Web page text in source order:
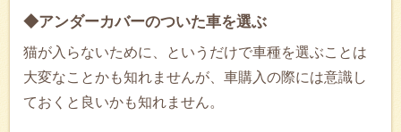
◆アンダーカバーのついた車を選ぶ
猫が入らないために、というだけで車種を選ぶことは
大変なことかも知れませんが、車購入の際には意識し
ておくと良いかも知れません。